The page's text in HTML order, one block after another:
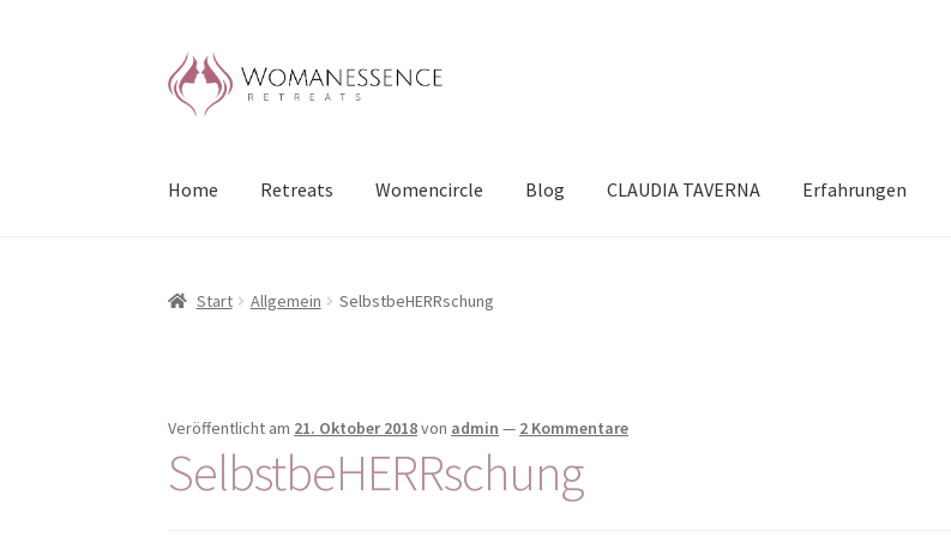
Zur
Navigation
springen
Zum
Inhalt
springen
Home Retreats Womencircle Blog CLAUDIA TAVERNA Erfahrungen
Start Allgemein SelbstbeHERRschung
Veröffentlicht am 21. Oktober 2018von admin — 2 Kommentare
SelbstbeHERRschung